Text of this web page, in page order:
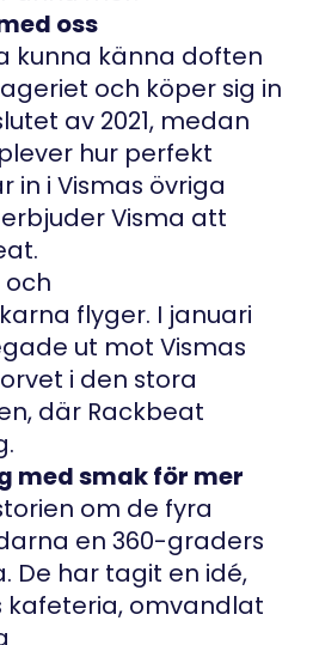
oss
kunna känna doften
och köper sig in
av 2021, medan
hur perfekt
in i Vismas övriga
Visma att
och
flyger. I januari
ut mot Vismas
i den stora
där Rackbeat
med smak för mer
om de fyra
en 360-graders
De har tagit en idé,
kafeteria, omvandlat